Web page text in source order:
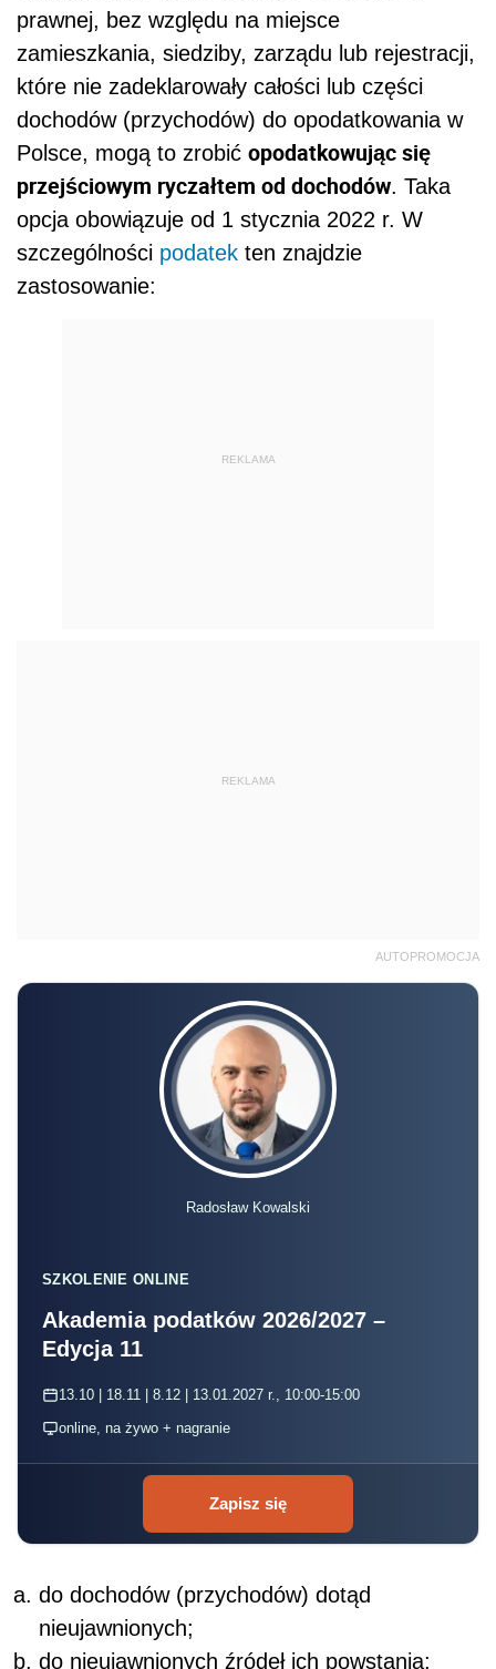
prawnej, bez względu na miejsce
zamieszkania, siedziby, zarządu lub rejestracji,
które nie zadeklarowały całości lub części
dochodów (przychodów) do opodatkowania w
Polsce, mogą to zrobić opodatkowując się
przejściowym ryczałtem od dochodów. Taka
opcja obowiązuje od 1 stycznia 2022 r. W
szczególności podatek ten znajdzie
zastosowanie:
REKLAMA
REKLAMA
AUTOPROMOCJA
Radosław Kowalski
SZKOLENIE ONLINE
Akademia podatków 2026/2027 –
Edycja 11
13.10 | 18.11 | 8.12 | 13.01.2027 r., 10:00-15:00
online, na żywo + nagranie
Zapisz się
do dochodów (przychodów) dotąd
nieujawnionych;
do nieujawnionych źródeł ich powstania;